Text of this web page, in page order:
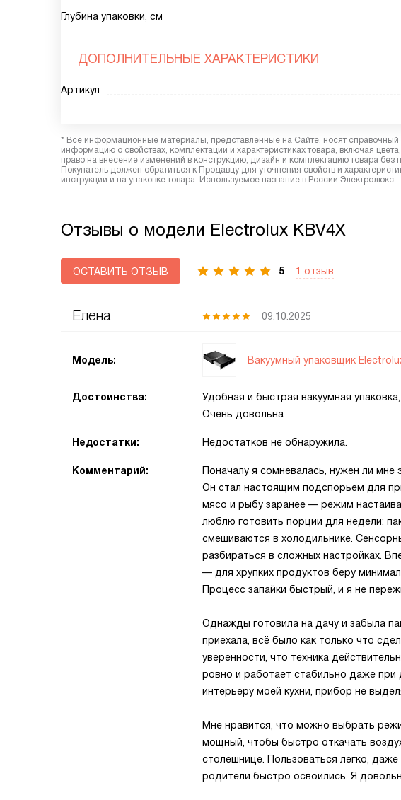
Глубина упаковки, см
ДОПОЛНИТЕЛЬНЫЕ ХАРАКТЕРИСТИКИ
Артикул
* Все информационные материалы, представленные на Сайте, носят справочный
информацию о свойствах, комплектации и характеристиках товара, включая
право на внесение изменений в конструкцию, дизайн и комплектацию товара
Покупатель должен обратиться к Продавцу для уточнения свойств и
инструкции и на упаковке товара. Используемое название в России Электролюкс
Отзывы о модели Electrolux KBV4X
5 1 отзыв
ОСТАВИТЬ ОТЗЫВ
Елена 09.10.2025
Модель: Вакуумный упаковщик
Достоинства:
Удобная и быстрая вакуумная
Очень довольна
Недостатки: Недостатков не обнаружила.
Комментарий:
Поначалу я сомневалась, нужен ли мне
Он стал настоящим подспорьем для
мясо и рыбу заранее — режим
люблю готовить порции для недели:
смешиваются в холодильнике.
разбираться в сложных настройках.
— для хрупких продуктов беру
Процесс запайки быстрый, и я не
Однажды готовила на дачу и забыла
приехала, всё было как только что
уверенности, что техника
ровно и работает стабильно даже при
интерьеру моей кухни, прибор не
Мне нравится, что можно выбрать
мощный, чтобы быстро откачать
столешнице. Пользоваться легко,
родители быстро освоились. Я